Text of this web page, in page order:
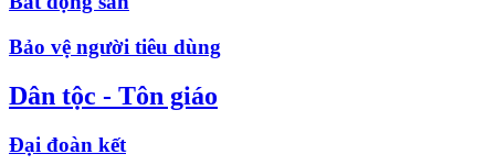
Bảo vệ người tiêu dùng
Dân tộc - Tôn giáo
Đại đoàn kết